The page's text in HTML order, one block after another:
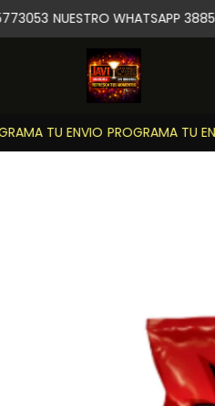
TU ENVIO PROGRAMA TU
NUESTRO WHATSAPP